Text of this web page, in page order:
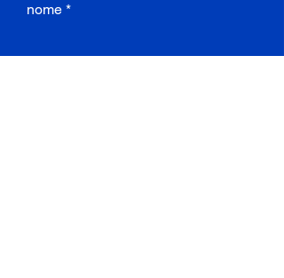
nome